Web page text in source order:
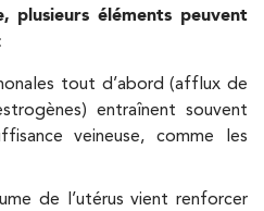
plusieurs éléments peuvent
tout d’abord (afflux de
entraînent souvent
veineuse, comme les
de l’utérus vient renforcer
Paris